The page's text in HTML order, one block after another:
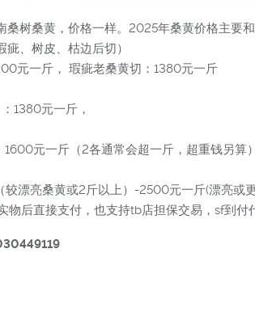
树桑黄，价格一样。2025年桑黄价格主要和
、树皮、枯边后切）
元一斤， 瑕疵老桑黄切：1380元一斤
1380元一斤，
元一斤（2各通常会超一斤，超重钱另算）
漂亮桑黄或2斤以上）-2500元一斤(漂亮或
后直接支付，也支持tb店担保交易，sf到付